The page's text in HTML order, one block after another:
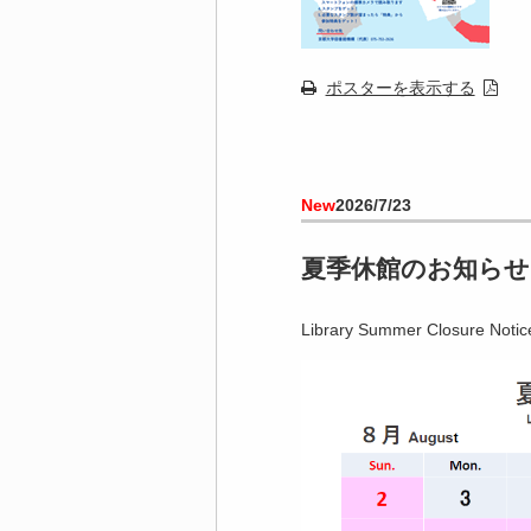
ポスターを表示する
New2026/7/23
夏季休館のお知らせ
Library Summer Closure